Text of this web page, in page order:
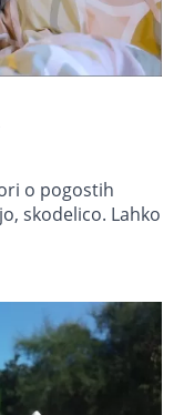
o pogostih
skodelico. Lahko